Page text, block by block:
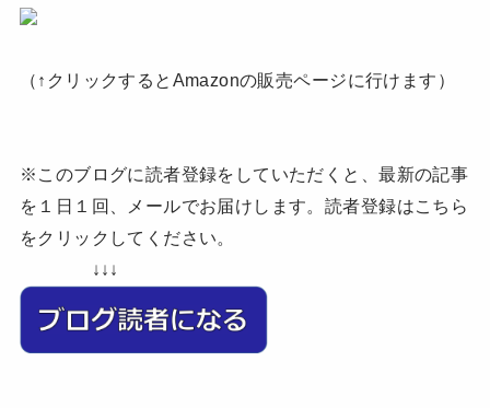
（↑クリックするとAmazonの販売ページに行けます）
※このブログに読者登録をしていただくと、最新の記事
を１日１回、メールでお届けします。読者登録はこちら
をクリックしてください。
↓↓↓